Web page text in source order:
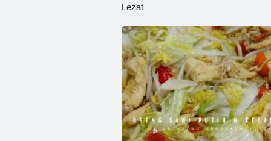
Lezat